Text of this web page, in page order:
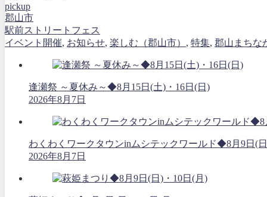
pickup
郡山市
駅前ストリートフェス
イベント開催, お知らせ, 楽しむ（郡山市） , 特集, 郡山まちな
逢瀬祭 ～夏休み～◆8月15日(土)・16日(日)
2026年8月7日
わくわくワークタウンinムシテックワールド◆8月9日(
2026年8月7日